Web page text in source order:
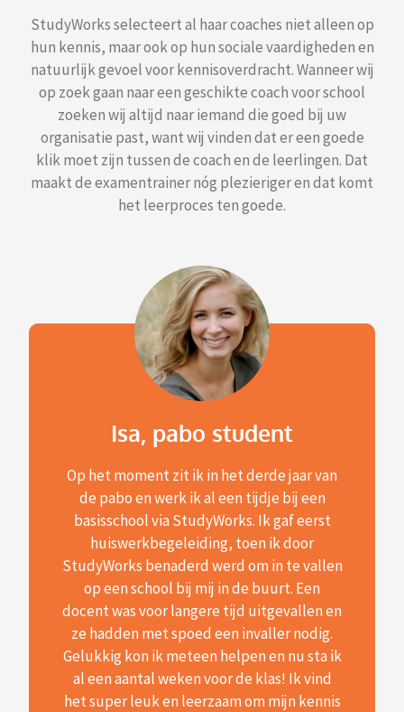
StudyWorks selecteert al haar coaches niet alleen op
hun kennis, maar ook op hun sociale vaardigheden en
natuurlijk gevoel voor kennisoverdracht. Wanneer wij
op zoek gaan naar een geschikte coach voor school
zoeken wij altijd naar iemand die goed bij uw
organisatie past, want wij vinden dat er een goede
klik moet zijn tussen de coach en de leerlingen. Dat
maakt de examentrainer nóg plezieriger en dat komt
het leerproces ten goede.
Isa, pabo student
Op het moment zit ik in het derde jaar van
de pabo en werk ik al een tijdje bij een
basisschool via StudyWorks. Ik gaf eerst
huiswerkbegeleiding, toen ik door
StudyWorks benaderd werd om in te vallen
op een school bij mij in de buurt. Een
docent was voor langere tijd uitgevallen en
ze hadden met spoed een invaller nodig.
Gelukkig kon ik meteen helpen en nu sta ik
al een aantal weken voor de klas! Ik vind
het super leuk en leerzaam om mijn kennis